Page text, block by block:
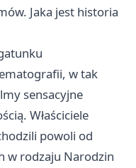
Jaka jest historia
w tak
sensacyjne
Właściciele
powoli od
w rodzaju Narodzin